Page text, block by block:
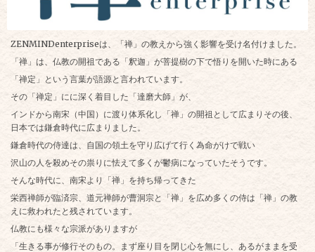
ZENMINDenterpriseは、「禅」の教えから強く影響を受け名付けました。
「禅」は、仏教の開祖である「釈迦」が菩提樹の下で悟りを開いた時にある
「禅定」という言葉が語源と言われています。
その「禅定」にに深く着目した「達磨大師」が、
インドから南宋（中国）に渡り体系化し「禅」の開祖として広まりその後、
日本では鎌倉時代に広まりました。
鎌倉時代の侍達は、自国の領土を守り広げて行く為命がけで戦い
沢山の人を殺めその祟りに怯えて多くが鬱病になっていたそうです。
そんな時代に、南宋より「禅」を持ち帰ってきた
栄西禅師が臨済宗、道元禅師が曹洞宗と「禅」を広め多くの侍は「禅」の教
えに救われたと残されています。
仏教にも様々な宗派がありますが
「生きる事が修行そのもの。まず座り目を閉じ心を無にし、あるがままを受